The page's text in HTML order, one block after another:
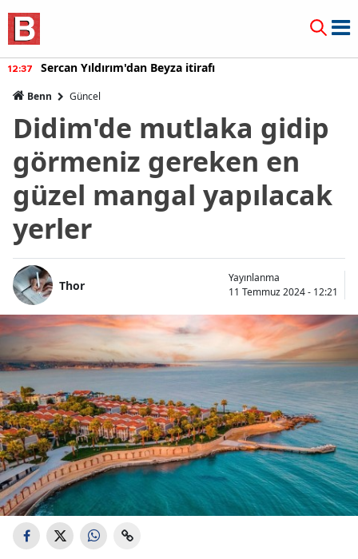
12:37 Sercan Yıldırım'dan Beyza itirafı
Benn Güncel
Didim'de mutlaka gidip
görmeniz gereken en
güzel mangal yapılacak
yerler
Thor
Yayınlanma
11 Temmuz 2024 - 12:21